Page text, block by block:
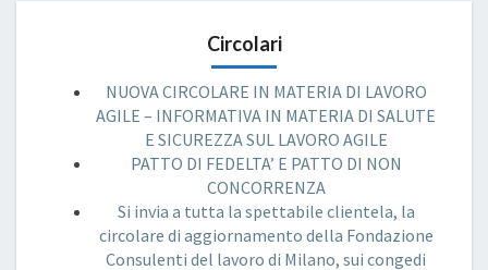
Circolari
NUOVA CIRCOLARE IN MATERIA DI LAVORO
AGILE – INFORMATIVA IN MATERIA DI SALUTE
E SICUREZZA SUL LAVORO AGILE
PATTO DI FEDELTA’ E PATTO DI NON
CONCORRENZA
Si invia a tutta la spettabile clientela, la
circolare di aggiornamento della Fondazione
Consulenti del lavoro di Milano, sui congedi